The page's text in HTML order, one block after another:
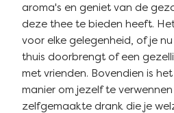
aroma's en geniet van de
deze thee te bieden heeft.
voor elke gelegenheid, of je
thuis doorbrengt of een
met vrienden. Bovendien is
manier om jezelf te
zelfgemaakte drank die je